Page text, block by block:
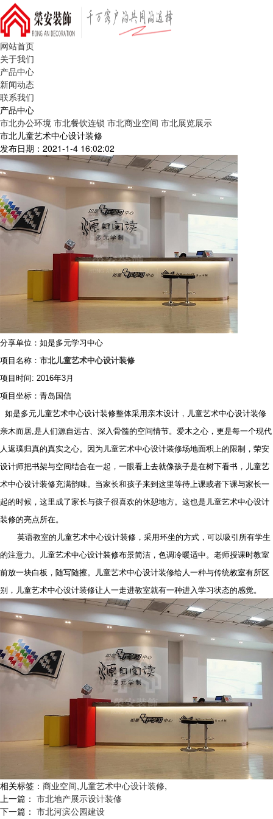
网站首页
关于我们
产品中心
新闻动态
联系我们
产品中心
市北办公环境 市北餐饮连锁 市北商业空间 市北展览展示
市北儿童艺术中心设计装修
发布日期：2021-1-4 16:02:02
分享单位：如是多元学习中心
项目名称： 市北儿童艺术中心设计装修
项目时间 : 2016年3月
项目坐标：青岛国信
如是多元儿童艺术中心设计装修整体采用亲木设计，儿童艺术中心设计装修
亲木而居,是人们源自远古、深入骨髓的空间情节。爱木之心，更是每一个现代
人返璞归真的真实之心。因为儿童艺术中心设计装修场地面积上的限制，荣安
设计师把书架与空间结合在一起，一眼看上去就像孩子是在树下看书，儿童艺
术中心设计装修充满韵味。当家长和孩子来到这里等待上课或者下课与家长一
起的时候，这里成了家长与孩子很喜欢的休憩地方。这也是儿童艺术中心设计
装修的亮点所在。
英语教室的儿童艺术中心设计装修，采用环坐的方式，可以吸引所有学生
的注意力。儿童艺术中心设计装修布景简洁，色调冷暖适中。老师授课时教室
前放一块白板，随写随擦。儿童艺术中心设计装修给人一种与传统教室有所区
别，儿童艺术中心设计装修让人一走进教室就有一种进入学习状态的感觉。
相关标签： 商业空间, 儿童艺术中心设计装修,
上一篇： 市北地产展示设计装修
下一篇： 市北河滨公园建设